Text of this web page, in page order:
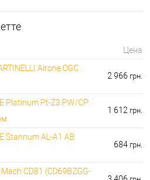
дешевый: грн. самый дорогой: грн.
Цена
Aironе OGC
2 966 грн.
Platinum Pt-Z3 PW/CP
1 612 грн.
Stannum AL-A1 AB
684 грн.
CD81 (CD69BZGG-